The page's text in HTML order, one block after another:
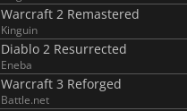
Warcraft 2 Remastered
Kinguin
Diablo 2 Resurrected
Eneba
Warcraft 3 Reforged
Battle.net